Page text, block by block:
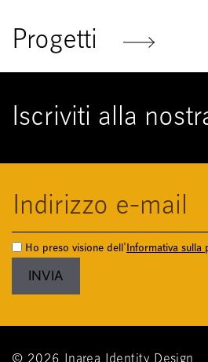
Progetti
Iscriviti alla
Ho preso visione dell'Informativa sulla
© 2026 Inarea Identity Design